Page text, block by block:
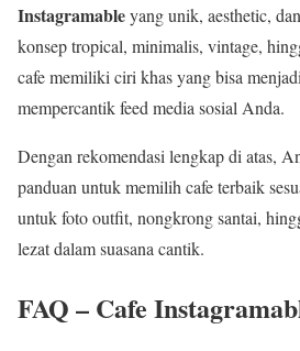
Instagramableyang unik, aesthetic,
konsep tropical, minimalis, vintage,
cafe memiliki ciri khas yang bisa
mempercantik feed media sosial Anda.
Dengan rekomendasi lengkap di atas,
panduan untuk memilih cafe terbaik
untuk foto outfit, nongkrong santai,
lezat dalam suasana cantik.
FAQ – Cafe